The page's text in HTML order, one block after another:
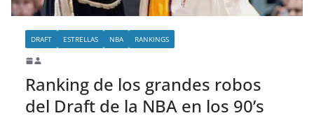
DRAFT ESTRELLAS NBA RANKINGS
Ranking de los grandes robos
del Draft de la NBA en los 90’s